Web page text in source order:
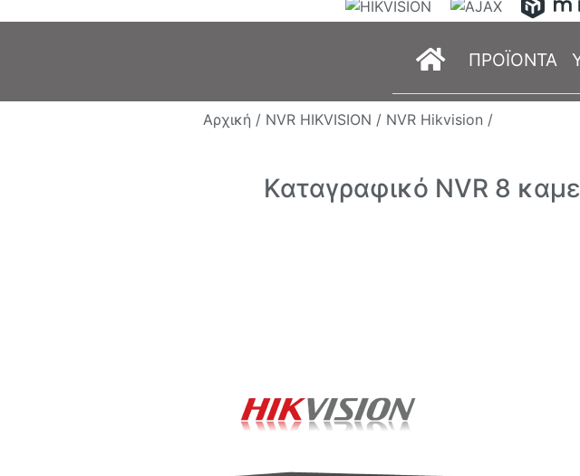
(current)
ΠΡΟΪΟΝΤΑ
Αρχική / NVR HIKVISION / NVR Hikvision /
Καταγραφικό NVR 8